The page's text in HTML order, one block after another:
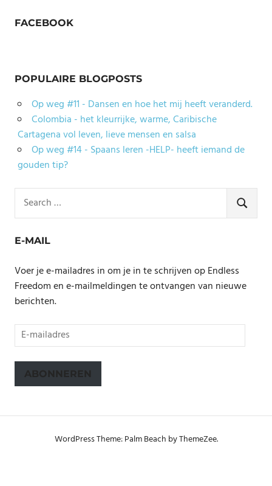
FACEBOOK
POPULAIRE BLOGPOSTS
Op weg #11 - Dansen en hoe het mij heeft veranderd.
Colombia - het kleurrijke, warme, Caribische
Cartagena vol leven, lieve mensen en salsa
Op weg #14 - Spaans leren -HELP- heeft iemand de
gouden tip?
for:
SEARCH
E-MAIL
Voer je e-mailadres in om je in te schrijven op Endless
Freedom en e-mailmeldingen te ontvangen van nieuwe
berichten.
E-
mailadres
ABONNEREN
WordPress Theme: Palm Beach by ThemeZee.